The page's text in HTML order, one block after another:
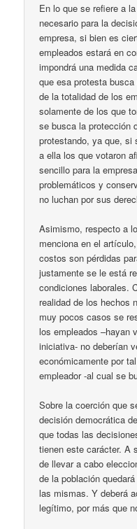
En lo que se refiere a
necesario para la
empresa, si bien es
empleados estará en
impondrá una medida
que esa protesta
de la totalidad de los
solamente de los que
se busca la protección
protestando, ya que, si
a ella los que votaron
sencillo para la
problemáticos y
no luchan por sus
Asimismo, respecto a
menciona en el
costos son pérdidas
justamente se le está
condiciones laborales.
realidad de los hechos
muy pocos casos se
los empleados –hayan
iniciativa- no deberían
económicamente por
empleador -al cual se
Sobre la coerción que
decisión democrática
que todas las
tienen este carácter. A
de llevar a cabo
de la población
las mismas. Y deberá
legítimo, por más que